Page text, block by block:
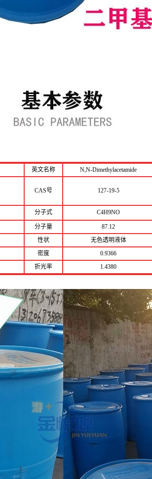
英文名称 N,N-Dimethylacetamide
CAS号 127-19-5
分子式 C4H9NO
分子量
87.12
性状
无色透明液体
密度
0.9366
折光率 1.4380